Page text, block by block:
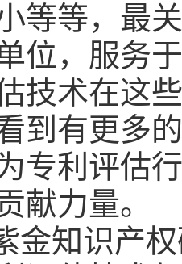
等等，最
位，服务
技术在这
到有更多
专利评估
献力量。
金知识产